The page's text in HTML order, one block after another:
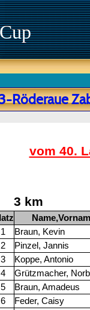
Röderaue
vom 40.
3 km
1
Braun, Kevin
2
Pinzel, Jannis
3
Koppe, Antonio
4
Grützmacher,
5
Braun, Amadeus
6
Feder, Caisy